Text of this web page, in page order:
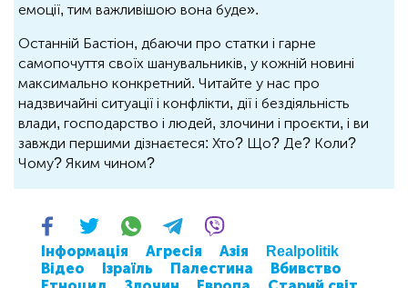
емоції, тим важливішою вона буде».
Останній Бастіон, дбаючи про статки і гарне
самопочуття своїх шанувальників, у кожній новині
максимально конкретний. Читайте у нас про
надзвичайні ситуації і конфлікти, дії і бездіяльність
влади, господарство і людей, злочини і проєкти, і ви
завжди першими дізнаєтеся: Хто? Що? Де? Коли?
Чому? Яким чином?
Інформація Агресія Азія
Realpolitik
Відео
Ізраїль Палестина
Вбивство